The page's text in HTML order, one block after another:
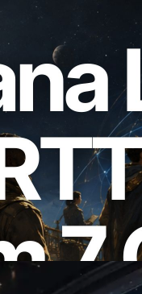
Slot API ด้วย
ทั่วโลก พร้อม
API